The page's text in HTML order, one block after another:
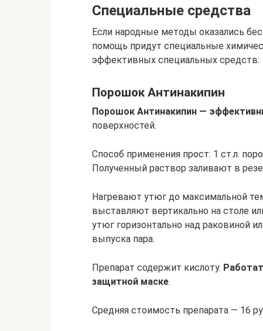
Специальные средства
Если народные методы оказались
помощь придут специальные
эффективных специальных средств:
Порошок Антинакипин
Порошок Антинакипин —
поверхностей.
Способ применения прост: 1 ст.л.
Полученный раствор заливают в
Нагревают утюг до максимальной
выставляют вертикально на столе
утюг горизонтально над раковиной
выпуска пара.
Препарат содержит кислоту.
защитной маске.
Средняя стоимость препарата — 16